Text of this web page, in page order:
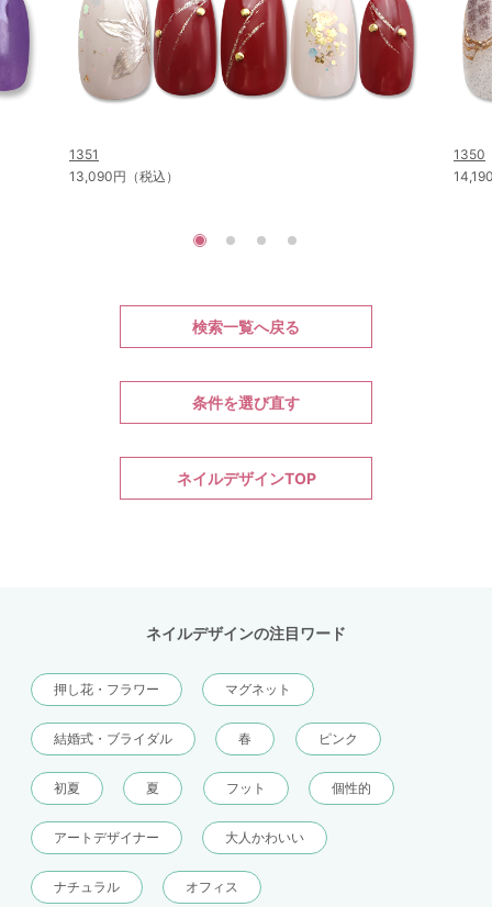
1351
13,090円（税込）
1350
検索一覧へ戻る
条件を選び直す
ネイルデザインTOP
ネイルデザインの注目ワード
押し花・フラワー マグネット
結婚式・ブライダル 春 ピンク
初夏 夏 フット 個性的
アートデザイナー 大人かわいい
ナチュラル オフィス